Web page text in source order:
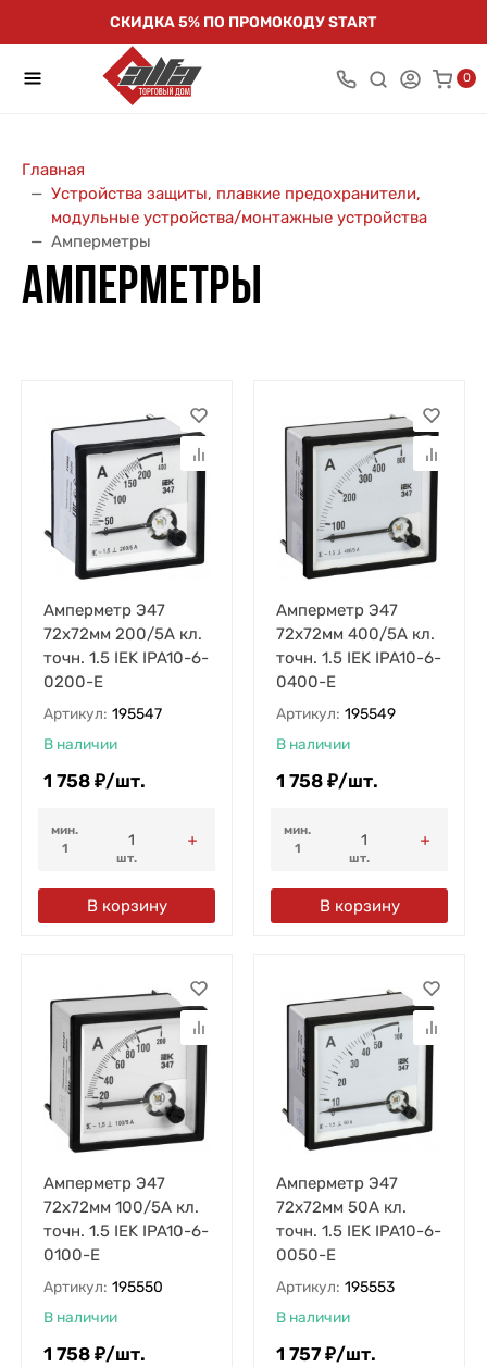
СКИДКА 5% ПО ПРОМОКОДУ START
0
Главная
Устройства защиты, плавкие предохранители,
модульные устройства/монтажные устройства
Амперметры
АМПЕРМЕТРЫ
Амперметр Э47
72х72мм 200/5А кл.
точн. 1.5 IEK IPA10-6-
0200-E
Артикул: 195547
В наличии
1 758 ₽/шт.
мин.
1
шт.
В корзину
Амперметр Э47
72х72мм 400/5А кл.
точн. 1.5 IEK IPA10-6-
0400-E
Артикул: 195549
В наличии
1 758 ₽/шт.
мин.
1
шт.
В корзину
Амперметр Э47
72х72мм 100/5А кл.
точн. 1.5 IEK IPA10-6-
0100-E
Артикул: 195550
В наличии
1 758 ₽/шт.
Амперметр Э47
72х72мм 50А кл.
точн. 1.5 IEK IPA10-6-
0050-E
Артикул: 195553
В наличии
1 757 ₽/шт.